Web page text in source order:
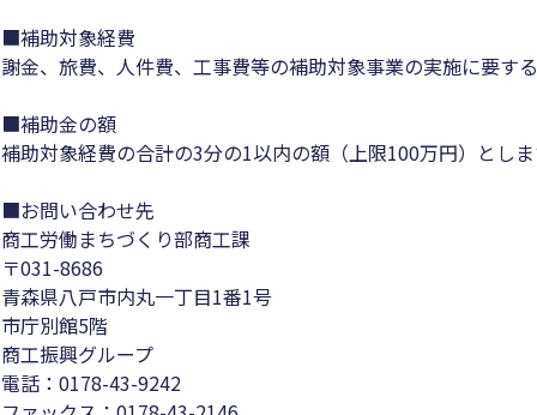
■補助対象経費
謝金、旅費、人件費、工事費等の補助対象事業の実施に要す
■補助金の額
補助対象経費の合計の3分の1以内の額（上限100万円）としま
■お問い合わせ先
商工労働まちづくり部商工課
〒031-8686
青森県八戸市内丸一丁目1番1号
市庁別館5階
商工振興グループ
電話：0178-43-9242